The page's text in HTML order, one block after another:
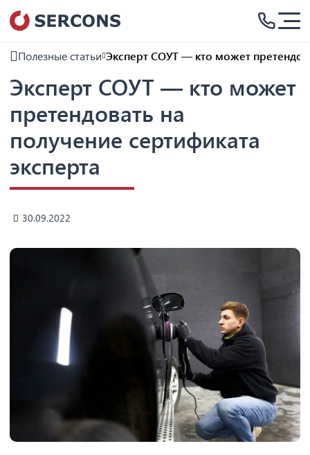
Полезные статьи Эксперт СОУТ — кто может
Эксперт СОУТ — кто может
претендовать на
получение сертификата
эксперта
30.09.2022